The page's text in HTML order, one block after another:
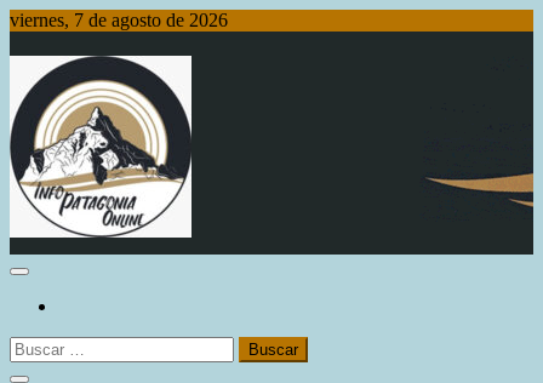
Saltar
contenido
viernes, 7 de agosto de 2026
Info Patagonia Online
Buscar: